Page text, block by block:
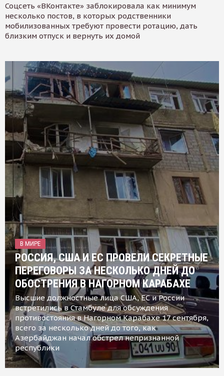
Соцсеть «ВКонтакте» заблокировала как минимум
несколько постов, в которых родственники
мобилизованных требуют провести ротацию, дать
близким отпуск и вернуть их домой
В МИРЕ
РОССИЯ, США И ЕС ПРОВЕЛИ СЕКРЕТНЫЕ
ПЕРЕГОВОРЫ ЗА НЕСКОЛЬКО ДНЕЙ ДО
ОБОСТРЕНИЯ В НАГОРНОМ КАРАБАХЕ
Высшие должностные лица США, ЕС и России
встретились в Стамбуле для обсуждения
противостояния в Нагорном Карабахе 17 сентября,
всего за несколько дней до того, как
Азербайджан начал обстрел непризнанной
республики